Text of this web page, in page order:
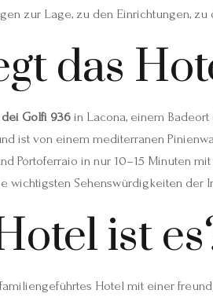
zur Lage, zu den Einrichtungen,
das
Golfi 936 in Lacona, einem
ist von einem mediterranen
Portoferraio in nur 10–15 Minuten
wichtigsten Sehenswürdigkeiten der
ist
Hotel mit einer